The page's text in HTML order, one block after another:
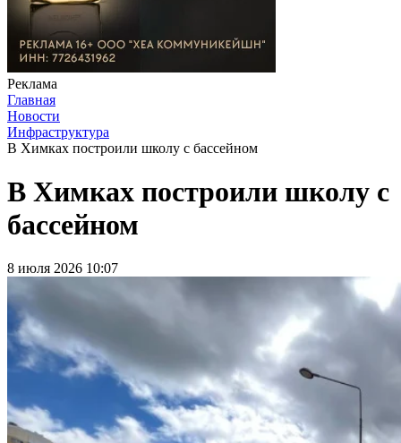
Реклама
Главная
Новости
Инфраструктура
В Химках построили школу с бассейном
В Химках построили школу с
бассейном
8 июля 2026 10:07